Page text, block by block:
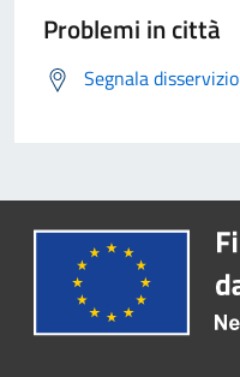
Problemi in città
Segnala disservizio